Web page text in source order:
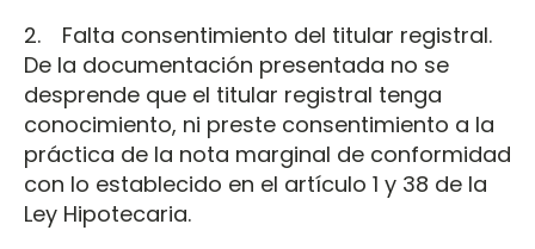
2. Falta consentimiento del titular registral.
De la documentación presentada no se
desprende que el titular registral tenga
conocimiento, ni preste consentimiento a la
práctica de la nota marginal de conformidad
con lo establecido en el artículo 1 y 38 de la
Ley Hipotecaria.